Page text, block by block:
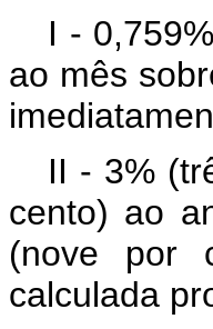
I -
ao mês
II - 3%
cento) ao
(nove por
calculada